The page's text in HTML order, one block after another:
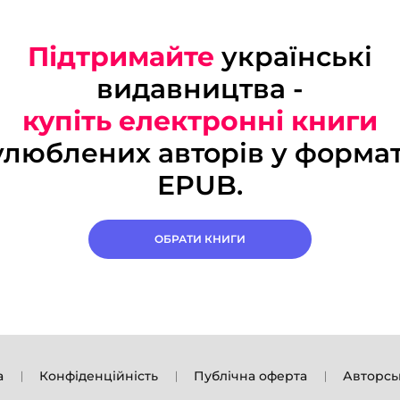
Підтримайте українські
видавництва -
купіть електронні книги
авторів у
EPUB.
ОБРАТИ КНИГИ
Конфіденційність Публічна оферта